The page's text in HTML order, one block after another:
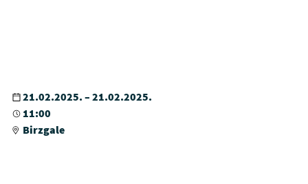
21.02.2025. – 21.02.2025.
11:00
Birzgale